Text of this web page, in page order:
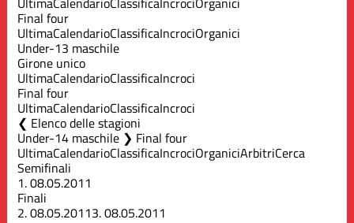
Final four
UltimaCalendarioClassificaIncrociOrganici
Under-13 maschile
Girone unico
UltimaCalendarioClassificaIncroci
Final four
UltimaCalendarioClassificaIncroci
Elenco delle stagioni
Under-14 maschile ❯ Final four
UltimaCalendarioClassificaIncrociOrganiciArbitriCerca
Semifinali
1.08.05.2011
Finali
2.08.05.20113.08.05.2011